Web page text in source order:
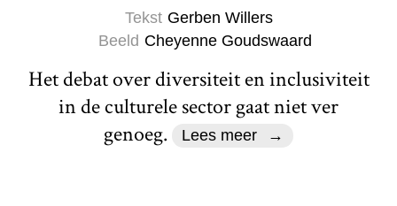
Tekst Gerben Willers
Beeld Cheyenne Goudswaard
Het debat over diversiteit en inclusiviteit
in de culturele sector gaat niet ver
genoeg.
Lees meer